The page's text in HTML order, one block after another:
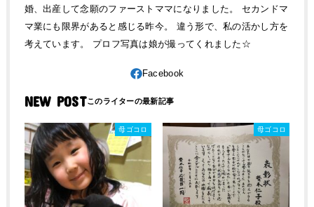
婚、出産して念願のファーストママになりました。 セカンドマ
マ業にも限界があると感じる昨今。 違う形で、私の活かし方を
考えています。 プロフ写真は娘が撮ってくれました☆
NEW POST
母ゴコロ 母ゴコロ